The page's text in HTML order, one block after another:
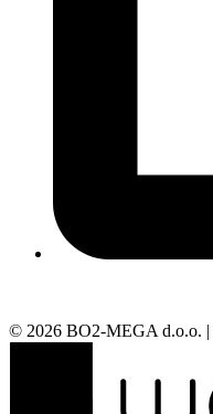
© 2026 BO2-MEGA d.o.o. |